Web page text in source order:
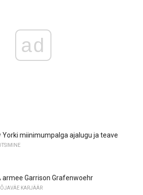
ad
Yorki miinimumpalga ajalugu ja teave
armee Garrison Grafenwoehr
KARJÄÄR